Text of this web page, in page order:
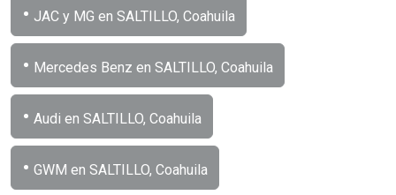
• JAC y MG en SALTILLO, Coahuila
• Mercedes Benz en SALTILLO, Coahuila
• Audi en SALTILLO, Coahuila
• GWM en SALTILLO, Coahuila